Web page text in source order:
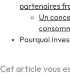
partenaires
Un
Pourquoi
Cet article vous